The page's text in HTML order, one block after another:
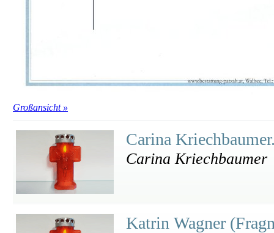
Großansicht »
Carina
Carina Kriechbaumer
Katrin Wagner